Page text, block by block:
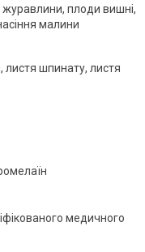
журавлини, плоди вишні,
малини
листя шпинату, листя
медичного